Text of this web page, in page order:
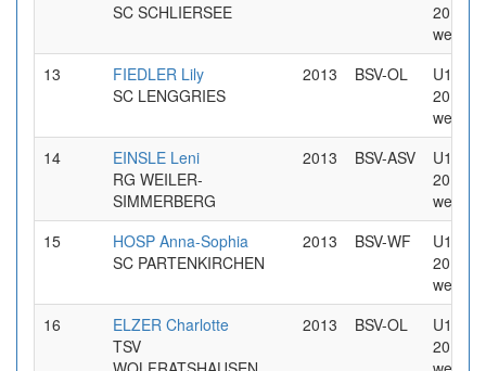
SC SCHLIERSEE
2013
weiblich
13
FIEDLER Lily
SC LENGGRIES
2013 BSV-OL
U14 Jg
2013
weiblich
14
EINSLE Leni
RG WEILER-
SIMMERBERG
2013 BSV-ASV
U14 Jg
2013
weiblich
15
HOSP Anna-Sophia
SC PARTENKIRCHEN
2013 BSV-WF
U14 Jg
2013
weiblich
16
ELZER Charlotte
TSV
2013 BSV-OL
U14 Jg
2013